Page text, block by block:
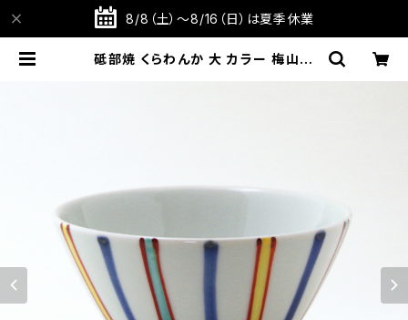
8/8（土）～8/16（日）は夏季休業
砥部焼 くらわんか 大 カラー 梅山窯